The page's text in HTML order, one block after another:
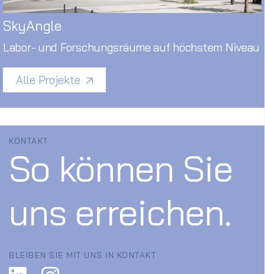
SkyAngle
Labor- und Forschungsräume auf höchstem Niveau
Alle Projekte
KONTAKT
So können Sie
uns erreichen.
BLEIBEN SIE MIT UNS IN KONTAKT